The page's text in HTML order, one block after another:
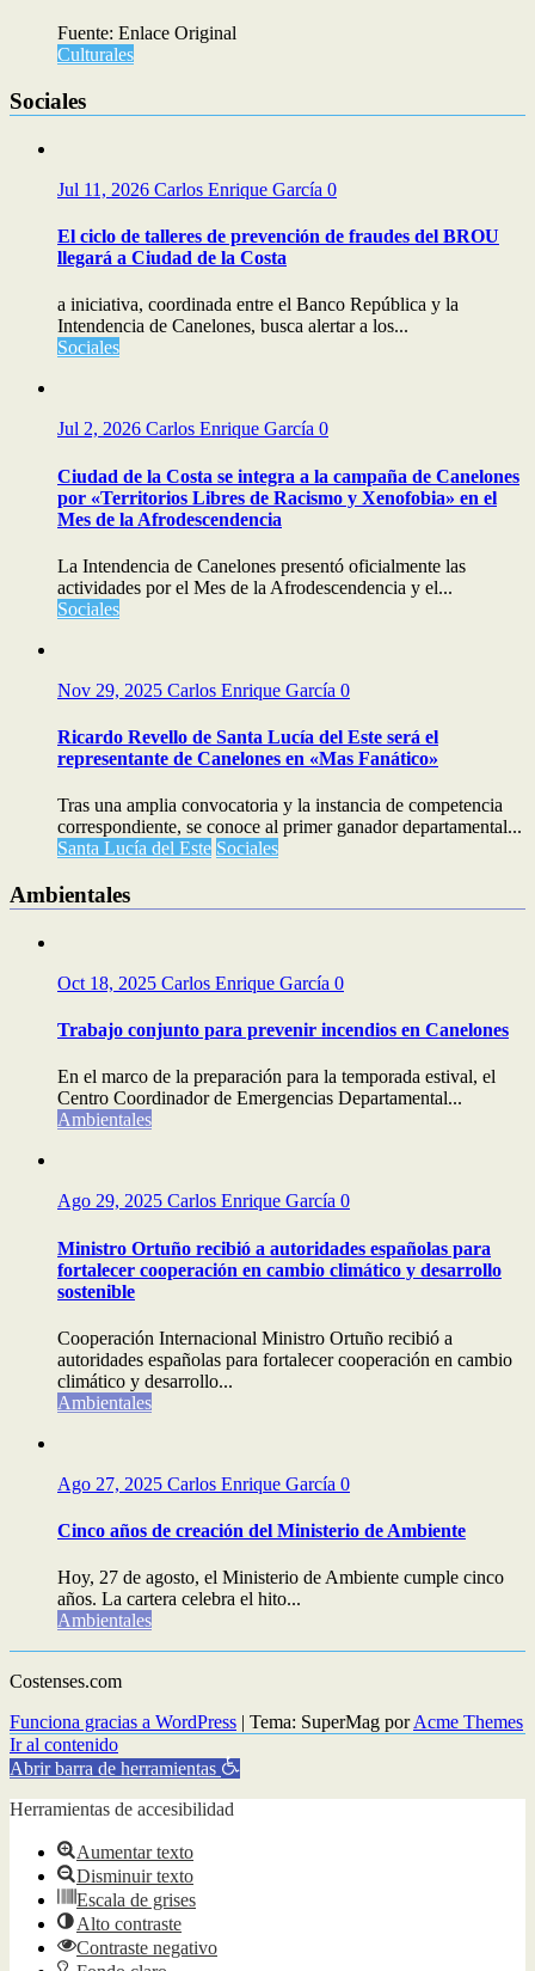
Fuente: Enlace Original
Culturales
Sociales
Jul 11, 2026 Carlos Enrique García 0
El ciclo de talleres de prevención de fraudes del BROU
llegará a Ciudad de la Costa
a iniciativa, coordinada entre el Banco República y la
Intendencia de Canelones, busca alertar a los...
Sociales
Jul 2, 2026 Carlos Enrique García 0
Ciudad de la Costa se integra a la campaña de Canelones
por «Territorios Libres de Racismo y Xenofobia» en el
Mes de la Afrodescendencia
La Intendencia de Canelones presentó oficialmente las
actividades por el Mes de la Afrodescendencia y el...
Sociales
Nov 29, 2025 Carlos Enrique García 0
Ricardo Revello de Santa Lucía del Este será el
representante de Canelones en «Mas Fanático»
Tras una amplia convocatoria y la instancia de competencia
correspondiente, se conoce al primer ganador departamental...
Santa Lucía del Este Sociales
Ambientales
Oct 18, 2025 Carlos Enrique García 0
Trabajo conjunto para prevenir incendios en Canelones
En el marco de la preparación para la temporada estival, el
Centro Coordinador de Emergencias Departamental...
Ambientales
Ago 29, 2025 Carlos Enrique García 0
Ministro Ortuño recibió a autoridades españolas para
fortalecer cooperación en cambio climático y desarrollo
sostenible
Cooperación Internacional Ministro Ortuño recibió a
autoridades españolas para fortalecer cooperación en cambio
climático y desarrollo...
Ambientales
Ago 27, 2025 Carlos Enrique García 0
Cinco años de creación del Ministerio de Ambiente
Hoy, 27 de agosto, el Ministerio de Ambiente cumple cinco
años. La cartera celebra el hito...
Ambientales
Costenses.com
Funciona gracias a WordPress | Tema: SuperMag porAcme Themes
Ir al contenido
Abrir barra de herramientas
Herramientas de accesibilidad
Aumentar texto
Disminuir texto
Escala de grises
Alto contraste
Contraste negativo